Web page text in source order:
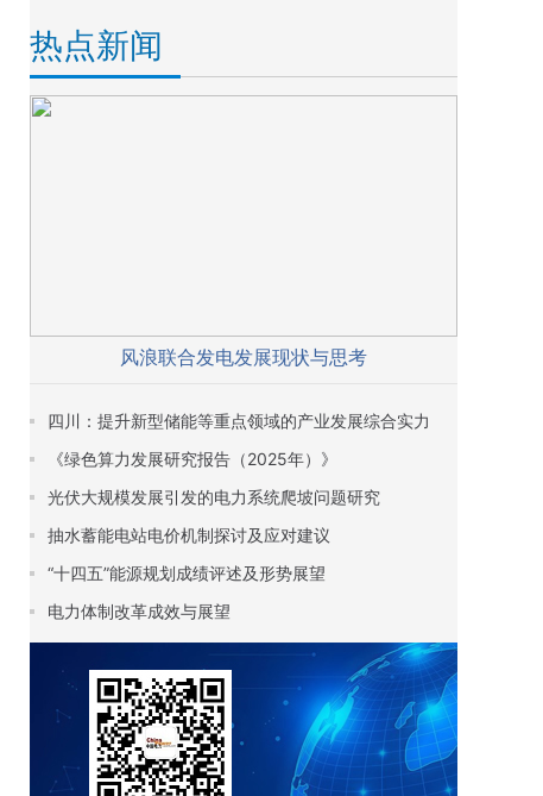
热点新闻
风浪联合发电发展现状与思考
四川：提升新型储能等重点领域的产业发展综合实力
《绿色算力发展研究报告（2025年）》
光伏大规模发展引发的电力系统爬坡问题研究
抽水蓄能电站电价机制探讨及应对建议
“十四五”能源规划成绩评述及形势展望
电力体制改革成效与展望